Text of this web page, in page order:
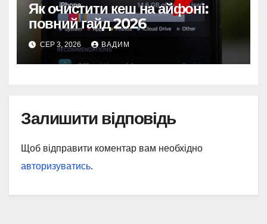
Як очистити кеш на айфоні:
повний гайд 2026
СЕР 3, 2026 ВАДИМ
Залишити відповідь
Щоб відправити коментар вам необхідно
авторизуватись.